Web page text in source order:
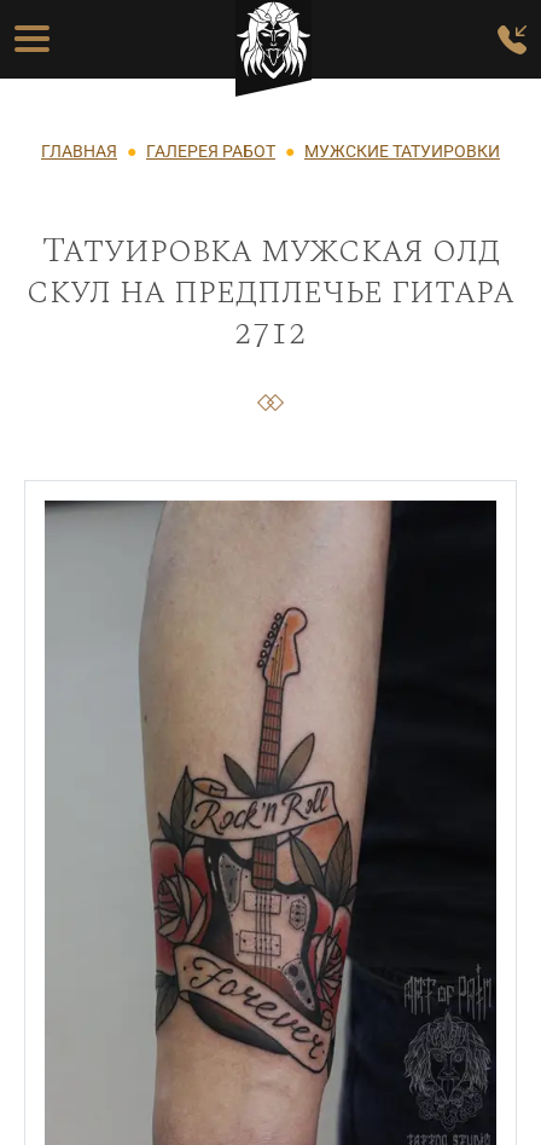
Перейти к основному содержанию
Основная навигация
Строка навигации
ГЛАВНАЯ ГАЛЕРЕЯ РАБОТ МУЖСКИЕ ТАТУИРОВКИ
Татуировка мужская олд
скул на предплечье гитара
2712